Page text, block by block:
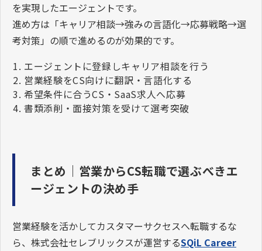
を実現したエージェントです。
進め方は「キャリア相談→強みの言語化→応募戦略→選
考対策」の順で進めるのが効果的です。
エージェントに登録しキャリア相談を行う
営業経験をCS向けに翻訳・言語化する
希望条件に合うCS・SaaS求人へ応募
書類添削・面接対策を受けて選考突破
まとめ｜営業からCS転職で選ぶべきエ
ージェントの決め手
営業経験を活かしてカスタマーサクセスへ転職するな
ら、株式会社セレブリックスが運営するSQiL Career